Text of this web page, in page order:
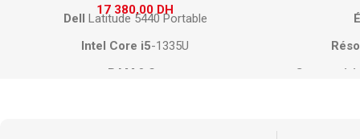
2 717,00DH
Écran Dell27"LED
Résolution2560x1440 QHD
HDMI , DisplayPort
8